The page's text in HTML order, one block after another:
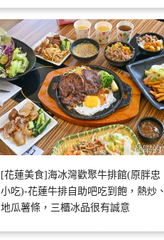
[花蓮美食]海冰灣歡聚牛排館(原胖忠
小吃)-花蓮牛排自助吧吃到飽，熱炒、
地瓜薯條，三櫃冰品很有誠意